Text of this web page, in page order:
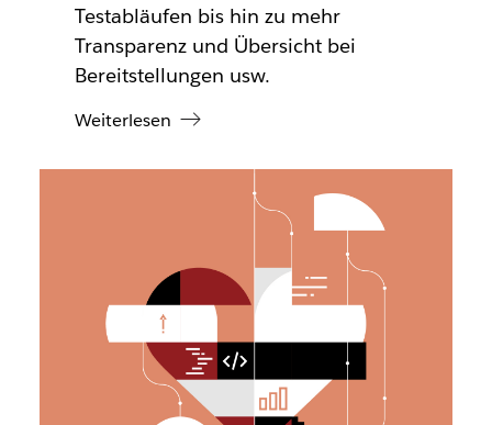
Testabläufen bis hin zu mehr
Transparenz und Übersicht bei
Bereitstellungen usw.
Weiterlesen